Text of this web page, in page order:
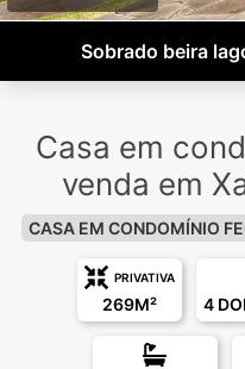
Sobrado beira
Casa em
venda em
CASA EM CONDOMÍNIO
PRIVATIVA
269M² 4